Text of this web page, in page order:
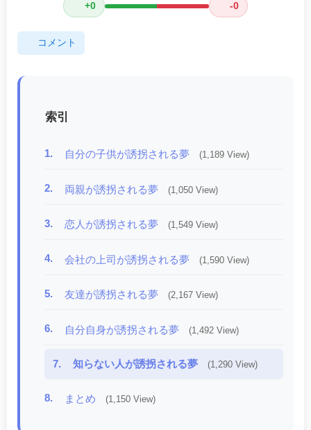
+0 -0
コメント
索引
1. 自分の子供が誘拐される夢 (1,189 View)
2. 両親が誘拐される夢 (1,050 View)
3. 恋人が誘拐される夢 (1,549 View)
4. 会社の上司が誘拐される夢 (1,590 View)
5. 友達が誘拐される夢 (2,167 View)
6. 自分自身が誘拐される夢 (1,492 View)
7. 知らない人が誘拐される夢 (1,290 View)
8. まとめ (1,150 View)